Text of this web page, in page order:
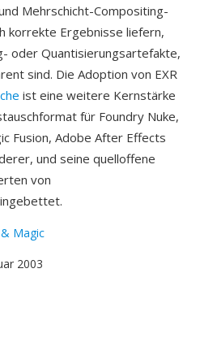
Mehrschicht-Compositing-
korrekte Ergebnisse liefern,
oder Quantisierungsartefakte,
sind. Die Adoption von EXR
ist eine weitere Kernstärke
für Foundry Nuke,
Fusion, Adobe After Effects
und seine quelloffene
von
Magic
2003